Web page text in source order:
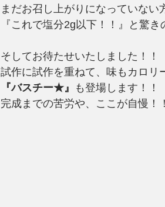
まだお召し上がりになっていない
『これで塩分2g以下！！』と驚
そしてお待たせいたしました！！
試作に試作を重ねて、味もカロリ
『バスチー★』
も登場します！！
完成までの苦労や、ここが自慢！